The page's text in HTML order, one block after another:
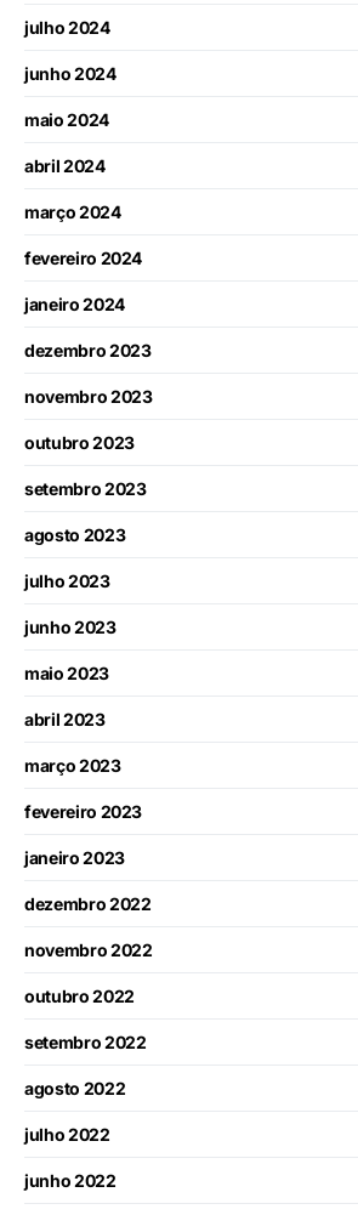
julho 2024
junho 2024
maio 2024
abril 2024
março 2024
fevereiro 2024
janeiro 2024
dezembro 2023
novembro 2023
outubro 2023
setembro 2023
agosto 2023
julho 2023
junho 2023
maio 2023
abril 2023
março 2023
fevereiro 2023
janeiro 2023
dezembro 2022
novembro 2022
outubro 2022
setembro 2022
agosto 2022
julho 2022
junho 2022